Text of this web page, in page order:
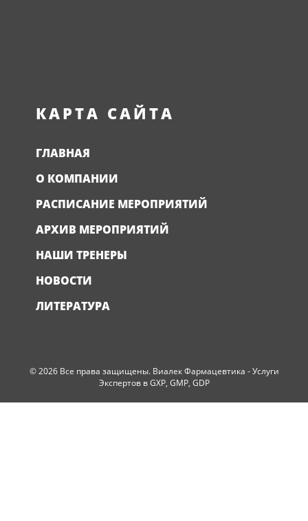
КАРТА САЙТА
ГЛАВНАЯ
О КОМПАНИИ
РАСПИСАНИЕ МЕРОПРИЯТИЙ
АРХИВ МЕРОПРИЯТИЙ
НАШИ ТРЕНЕРЫ
НОВОСТИ
ЛИТЕРАТУРА
© 2026 Все права защищены. Виалек Фармацевтика - Услуги
Экспертов в GXP, GMP, GDP